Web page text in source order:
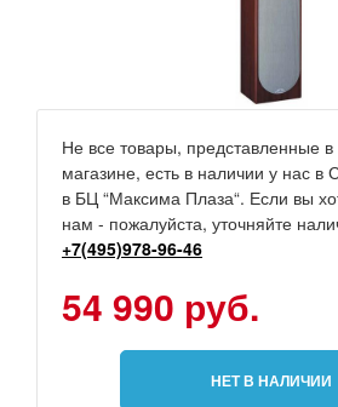
Не все товары, представленные в
магазине, есть в наличии у нас в
в БЦ “Максима Плаза“. Если вы
нам - пожалуйста, уточняйте
+7(495)978-96-46
54 990 руб.
НЕТ В НАЛИЧИИ